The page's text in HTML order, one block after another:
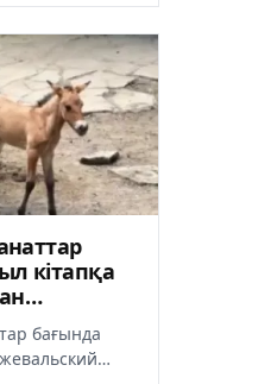
кітапқа
бағында